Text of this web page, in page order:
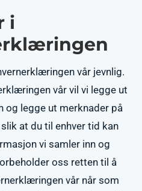
i
vår jevnlig.
vår vil vi legge ut
og legge ut merknader på
at du til enhver tid kan
vi samler inn og
oss retten til å
vår når som